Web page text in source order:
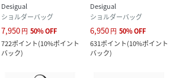
Desigual
ショルダーバッグ
7,950円 50%OFF
722ポイント(10%ポイント
バック)
Desigual
ショルダーバッグ
6,950円 50%OFF
631ポイント(10%ポイント
バック)